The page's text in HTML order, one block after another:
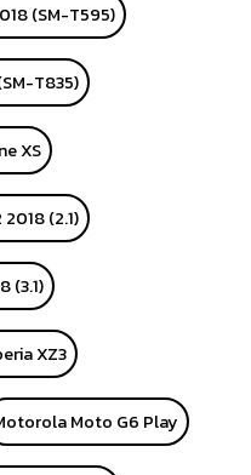
(SM-T595)
T835)
XS
(2.1)
(3.1)
XZ3
Moto G6 Play